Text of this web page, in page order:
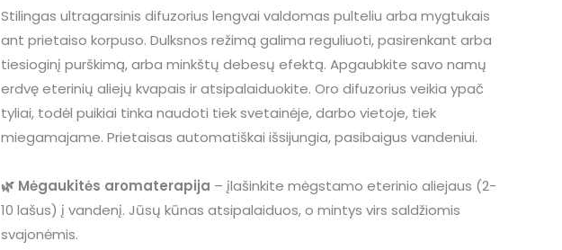
Stilingas ultragarsinis difuzorius lengvai valdomas pulteliu arba mygtukais
ant prietaiso korpuso. Dulksnos režimą galima reguliuoti, pasirenkant arba
tiesioginį purškimą, arba minkštų debesų efektą. Apgaubkite savo namų
erdvę eterinių aliejų kvapais ir atsipalaiduokite. Oro difuzorius veikia ypač
tyliai, todėl puikiai tinka naudoti tiek svetainėje, darbo vietoje, tiek
miegamajame. Prietaisas automatiškai išsijungia, pasibaigus vandeniui.
🌿 Mėgaukitės aromaterapija – įlašinkite mėgstamo eterinio aliejaus (2-
10 lašus) į vandenį. Jūsų kūnas atsipalaiduos, o mintys virs saldžiomis
svajonėmis.